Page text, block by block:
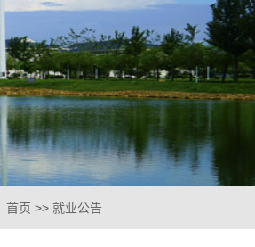
首页 >> 就业公告